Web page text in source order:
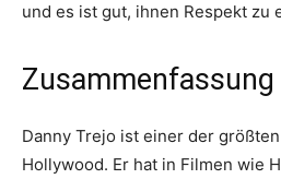
und es ist gut, ihnen Respekt zu
Zusammenfassung
Danny Trejo ist einer der
Hollywood. Er hat in Filmen wie